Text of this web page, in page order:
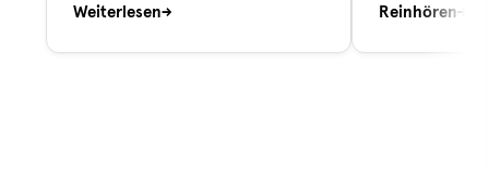
Weiterlesen→ Reinhören→